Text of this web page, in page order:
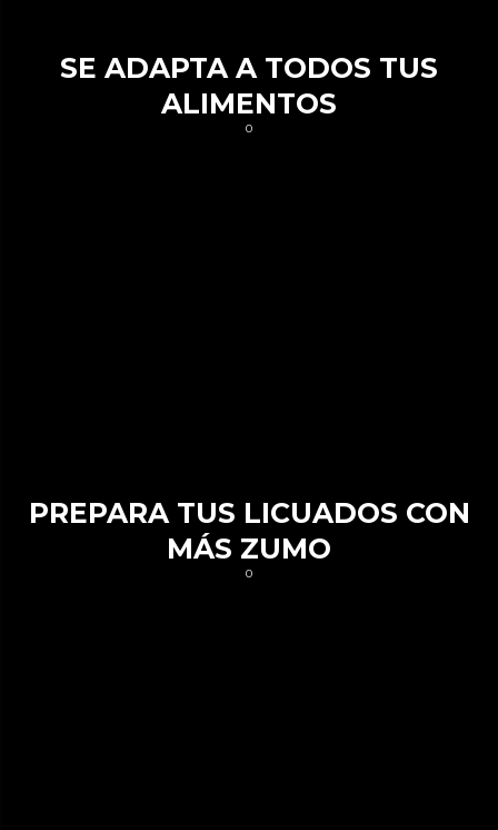
SE ADAPTA A TODOS TUS
ALIMENTOS
0
PREPARA TUS LICUADOS CON
MÁS ZUMO
0